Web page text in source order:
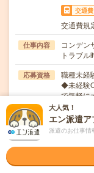
交通費
交通費規
仕事内容
コンデン
トラブ
応募資格
職種未経
◆未経験
で気軽に
職場の雰囲気
年齢層
大人気！
エン派遣ア
派遣のお仕事情